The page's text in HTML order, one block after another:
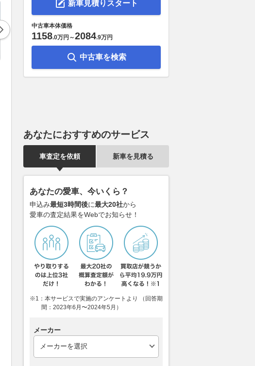
ちょっとした街乗りでも楽しく
ダイハツとトヨタGRが生んだ
新車見積りスタート
中古車本体価格
1158.0万円 ～2084.9万円
中古車を検索
あなたにおすすめのサービス
車査定を依頼 新車を見積る
あなたの愛車、今いくら？
申込み最短3時間後に最大20社から
愛車の査定結果をWebでお知らせ！
※1：本サービスで実施のアンケートより （回答期
間：2023年6月〜2024年5月）
メーカー